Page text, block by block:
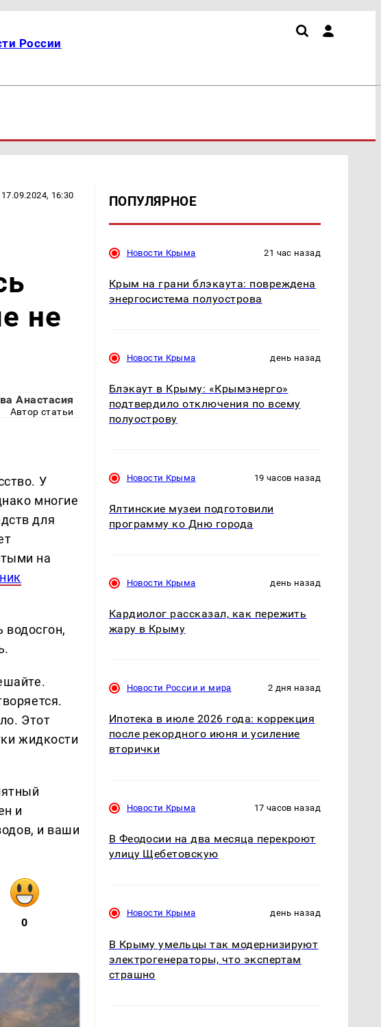
России
17.09.2024, 16:30
не
Анастасия
Автор статьи
У
многие
для
на
водосгон,
Этот
жидкости
и
и ваши
0
ПОПУЛЯРНОЕ
Новости Крыма 21 час назад
Крым на грани блэкаута: повреждена
энергосистема полуострова
Новости Крыма день назад
Блэкаут в Крыму: «Крымэнерго»
подтвердило отключения по всему
полуострову
Новости Крыма 19 часов назад
Ялтинские музеи подготовили
программу ко Дню города
Новости Крыма день назад
Кардиолог рассказал, как пережить
жару в Крыму
Новости России и мира 2 дня назад
Ипотека в июле 2026 года: коррекция
после рекордного июня и усиление
вторички
Новости Крыма 17 часов назад
В Феодосии на два месяца перекроют
улицу Щебетовскую
Новости Крыма день назад
В Крыму умельцы так модернизируют
электрогенераторы, что экспертам
страшно